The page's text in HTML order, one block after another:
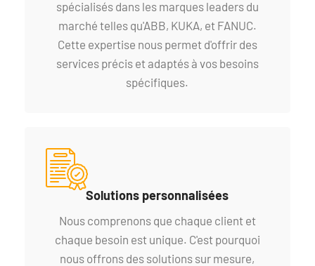
spécialisés dans les marques leaders du
marché telles qu'ABB, KUKA, et FANUC.
Cette expertise nous permet d'offrir des
services précis et adaptés à vos besoins
spécifiques.
Solutions personnalisées
Nous comprenons que chaque client et
chaque besoin est unique. C'est pourquoi
nous offrons des solutions sur mesure,